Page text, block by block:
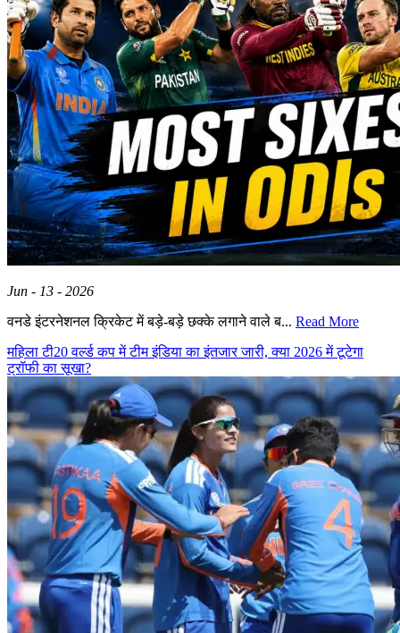
Jun - 13 - 2026
वनडे इंटरनेशनल क्रिकेट में बड़े-बड़े छक्के लगाने वाले ब... Read More
महिला टी20 वर्ल्ड कप में टीम इंडिया का इंतजार जारी, क्या 2026 में टूटेगा
ट्रॉफी का सूखा?